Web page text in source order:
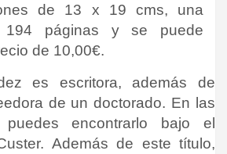
de 13 x 19 cms, una
194 páginas y se puede
de 10,00€.
es escritora, además de
de un doctorado. En las
encontrarlo bajo el
Además de este título,